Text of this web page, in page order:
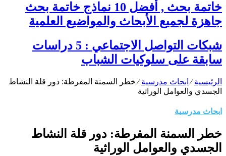
خاتمة بحث , أفضل 10 نماذج خاتمة بحث
جاهزة لجميع الأبحاث والمواضيع العلمية
شبكات التواصل الاجتماعي : 5 دراسات
سابقة على سلوكيات الشباب
الرئيسية⁄ ابحاث مدرسية⁄خطر السمنة المفرطة: دور قلة النشاط
الجسدي والعوامل الوراثية
ابحاث مدرسية
خطر السمنة المفرطة: دور قلة النشاط
الجسدي والعوامل الوراثية